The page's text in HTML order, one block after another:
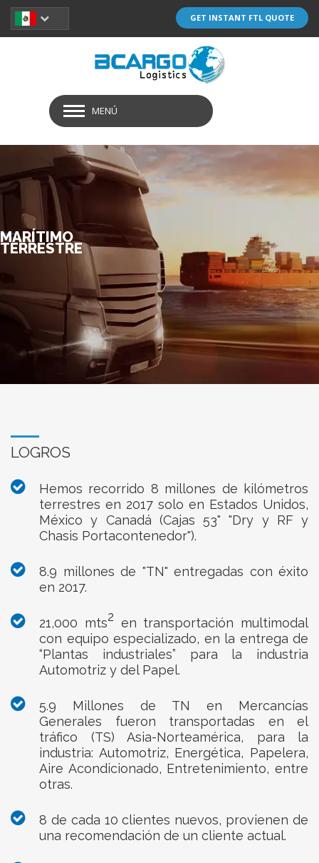
GET INSTANT FTL QUOTE
MENÚ
TERRESTRE
MARÍTIMO
LOGROS
Hemos recorrido 8 millones de kilómetros
terrestres en 2017 solo en Estados Unidos,
México y Canadá (Cajas 53" "Dry y RF y
Chasis Portacontenedor").
8.9 millones de "TN" entregadas con éxito
en 2017.
21,000 mts2 en transportación multimodal
con equipo especializado, en la entrega de
“Plantas industriales” para la industria
Automotriz y del Papel.
5.9 Millones de TN en Mercancías
Generales fueron transportadas en el
tráfico (TS) Asia-Norteamérica, para la
industria: Automotriz, Energética, Papelera,
Aire Acondicionado, Entretenimiento, entre
otras.
8 de cada 10 clientes nuevos, provienen de
una recomendación de un cliente actual.